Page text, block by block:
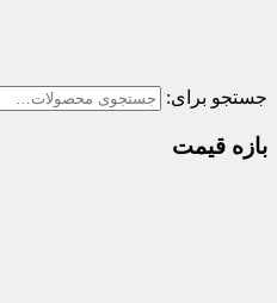
جستجو برای:
بازه قیمت